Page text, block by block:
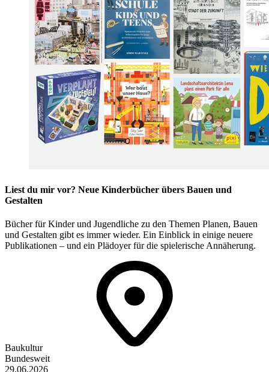
Liest du mir vor? Neue Kinderbücher übers Bauen und
Gestalten
Bücher für Kinder und Jugendliche zu den Themen Planen, Bauen
und Gestalten gibt es immer wieder. Ein Einblick in einige neuere
Publikationen – und ein Plädoyer für die spielerische Annäherung.
Baukultur
Bundesweit
29.06.2026